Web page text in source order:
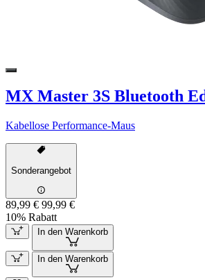
MX Master 3S Bluetooth
Kabellose Performance-Maus
Sonderangebot
89,99 € 99,99 €
10% Rabatt
In den Warenkorb
In den Warenkorb